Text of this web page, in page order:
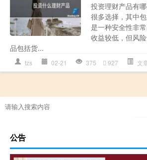
投资理财产品有
很多选择，其中
是一种安全性非
收益较低，但风
品包括货...
tzs 02-21 375 927 文
公告